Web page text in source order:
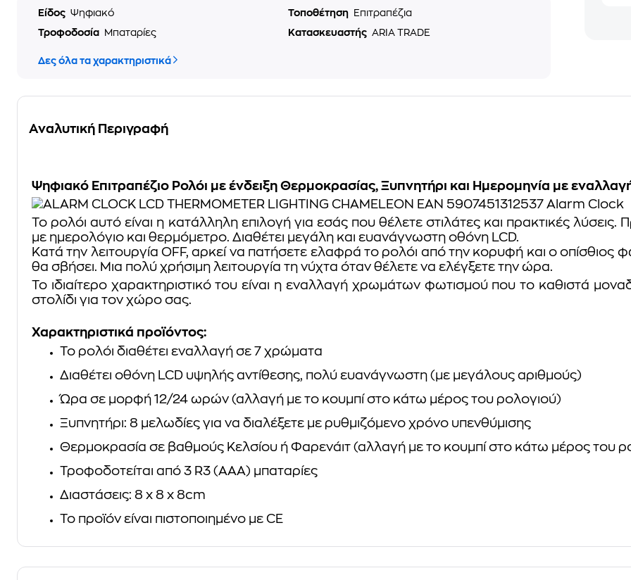
Είδος Ψηφιακό Τοποθέτηση
Επιτραπέζια
Τροφοδοσία
Μπαταρίες Κατασκευαστής ARIA TRADE
Δες όλα τα χαρακτηριστικά
Αναλυτική Περιγραφή
Ψηφιακό Επιτραπέζιο Ρολόι με ένδειξη Θερμοκρασίας, Ξυπνητήρι και Ημερομηνία με
Alarm Clock
Το ρολόι αυτό είναι η κατάλληλη επιλογή για εσάς που θέλετε στιλάτες και πρακτικές λύσεις.
με ημερολόγιο και θερμόμετρο. Διαθέτει μεγάλη και ευανάγνωστη οθόνη LCD.
Κατά την λειτουργία OFF, αρκεί να πατήσετε ελαφρά το ρολόι από την κορυφή και ο οπίσθιος
θα σβήσει. Μια πολύ χρήσιμη λειτουργία τη νύχτα όταν θέλετε να ελέγξετε την ώρα.
Το ιδιαίτερο χαρακτηριστικό του είναι η εναλλαγή χρωμάτων φωτισμού που το καθιστά
στολίδι για τον χώρο σας.
Χαρακτηριστικά προϊόντος:
Το ρολόι διαθέτει εναλλαγή σε 7 χρώματα
Διαθέτει οθόνη LCD υψηλής αντίθεσης, πολύ ευανάγνωστη (με μεγάλους αριθμούς)
Ώρα σε μορφή 12/24 ωρών (αλλαγή με το κουμπί στο κάτω μέρος του ρολογιού)
Ξυπνητήρι: 8 μελωδίες για να διαλέξετε με ρυθμιζόμενο χρόνο υπενθύμισης
Θερμοκρασία σε βαθμούς Κελσίου ή Φαρενάιτ (αλλαγή με το κουμπί στο κάτω μέρος του
Τροφοδοτείται από 3 R3 (AAA) μπαταρίες
Διαστάσεις: 8 x 8 x 8cm
Το προϊόν είναι πιστοποιημένο με CE